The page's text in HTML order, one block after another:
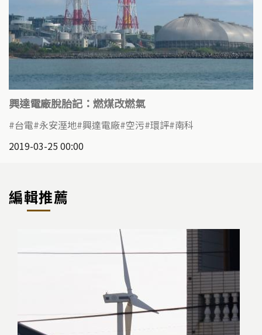
興達電廠脫胎記：燃煤改燃氣
台電 永安溼地 興達電廠 空污 環評 南科
2019-03-25 00:00
編輯推薦